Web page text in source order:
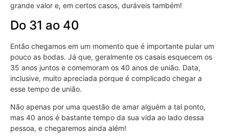
grande valor e, em certos casos, duráveis também!
Do 31 ao 40
Então chegamos em um momento que é importante pular um
pouco as bodas. Já que, geralmente os casais esquecem os
35 anos juntos e comemoram os 40 anos de união. Data,
inclusive, muito apreciada porque é complicado chegar a
esse tempo de união.
Não apenas por uma questão de amar alguém a tal ponto,
mas 40 anos é bastante tempo da sua vida ao lado dessa
pessoa, e chegaremos ainda além!